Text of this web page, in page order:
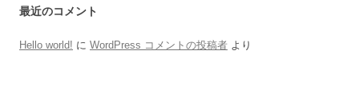
最近のコメント
Hello world! に WordPress コメントの投稿者 より